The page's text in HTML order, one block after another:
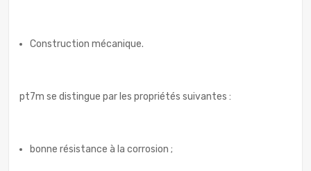
Construction mécanique.
pt7m se distingue par les propriétés suivantes :
bonne résistance à la corrosion ;